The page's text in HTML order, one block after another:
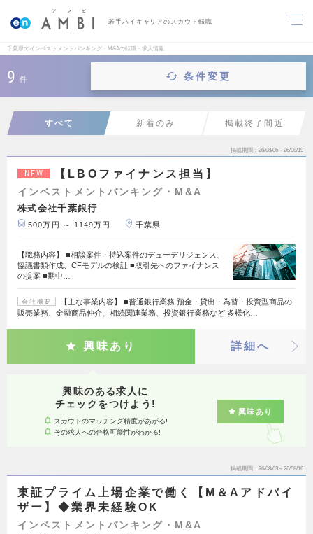
若手ハイキャリアのスカウト転職
千葉県のインベストメントバンキング・M&Aの転職・求人情報
9 件 条件変更
すべて 新着のみ 掲載終了間近
掲載期間 26/08/06～26/08/19
NEW 【LBOファイナンス担当】
インベストメントバンキング・M&A
株式会社千葉銀行
500万円 ～ 1149万円 千葉県
【職務内容】 ■相談案件・持込案件のデューデリジェンス、
協議書類作成、CFモデルの検証 ■取引先へのファイナンス
の提案 ■期中…
会社概要
【主な事業内容】 ■普通銀行業務 預金・貸出・為替・投資型商品の
販売業務、金融商品仲介、相続関連業務、投資銀行業務など 多様化…
興味あり 詳細へ
興味のある求人に
チェックをつけよう!
スカウトのマッチング精度があがる!
その求人への合格可能性がわかる!
興味あり
掲載期間 26/08/03～26/08/16
東証プライム上場企業で働く【M＆Aアドバイ
ザー】◆業界未経験OK
インベストメントバンキング・M&A